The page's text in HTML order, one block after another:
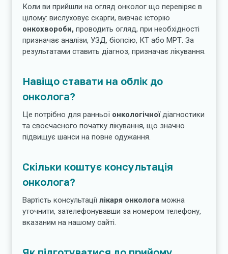
Коли ви прийшли на огляд онколог що перевіряє в
цілому: вислуховує скарги, вивчає історію
онкохвороби, проводить огляд, при необхідності
призначає аналізи, УЗД, біопсію, КТ або МРТ. За
результатами ставить діагноз, призначає лікування.
Навіщо ставати на облік до
онколога?
Це потрібно для ранньої онкологічноїдіагностики
та своєчасного початку лікування, що значно
підвищує шанси на повне одужання.
Скільки коштує консультація
онколога?
Вартість консультації лікаря онколога можна
уточнити, зателефонувавши за номером телефону,
вказаним на нашому сайті.